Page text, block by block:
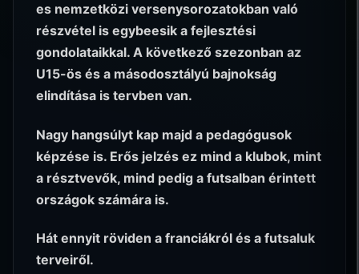
es nemzetközi versenysorozatokban való
részvétel is egybeesik a fejlesztési
gondolataikkal. A következő szezonban az
U15-ös és a másodosztályú bajnokság
elindítása is tervben van.
Nagy hangsúlyt kap majd a pedagógusok
képzése is. Erős jelzés ez mind a klubok, mint
a résztvevők, mind pedig a futsalban érintett
országok számára is.
Hát ennyit röviden a franciákról és a futsaluk
terveiről.